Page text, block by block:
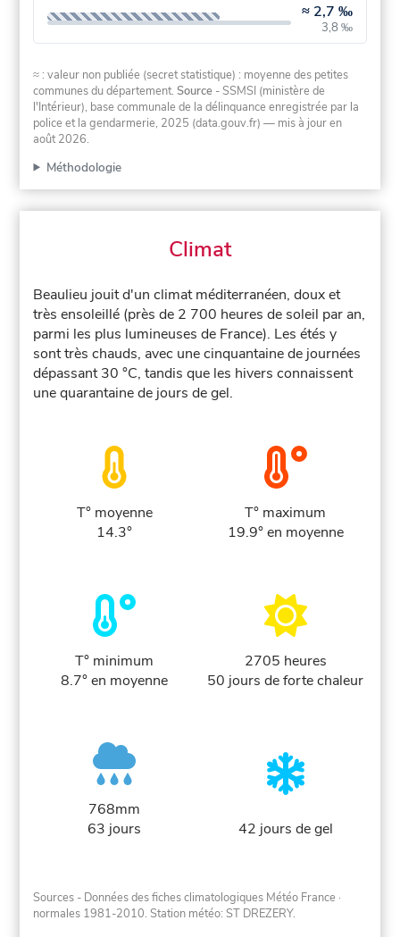
≈ 2,7 ‰
3,8 ‰
≈ : valeur non publiée (secret statistique) : moyenne des petites
communes du département.Source - SSMSI (ministère de
l'Intérieur), base communale de la délinquance enregistrée par la
police et la gendarmerie, 2025 (data.gouv.fr) — mis à jour en
août 2026.
Méthodologie
Climat
Beaulieu jouit d'un climat méditerranéen, doux et
très ensoleillé (près de 2 700 heures de soleil par an,
parmi les plus lumineuses de France). Les étés y
sont très chauds, avec une cinquantaine de journées
dépassant 30 °C, tandis que les hivers connaissent
une quarantaine de jours de gel.
T° moyenne
14.3°
T° maximum
19.9° en moyenne
T° minimum
8.7° en moyenne
2705 heures
50 jours de forte chaleur
768mm
63 jours
42 jours de gel
Sources - Données des fiches climatologiques Météo France ·
normales 1981-2010. Station météo: ST DREZERY.